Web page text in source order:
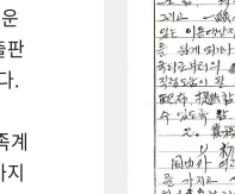
판
.
계